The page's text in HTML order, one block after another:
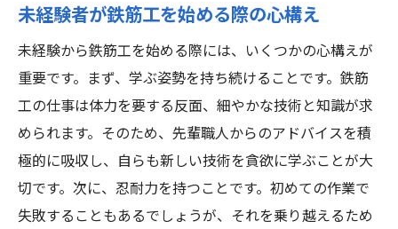
未経験者が鉄筋工を始める際の心構え
未経験から鉄筋工を始める際には、いくつかの心構えが
重要です。まず、学ぶ姿勢を持ち続けることです。鉄筋
工の仕事は体力を要する反面、細やかな技術と知識が求
められます。そのため、先輩職人からのアドバイスを積
極的に吸収し、自らも新しい技術を貪欲に学ぶことが大
切です。次に、忍耐力を持つことです。初めての作業で
失敗することもあるでしょうが、それを乗り越えるため